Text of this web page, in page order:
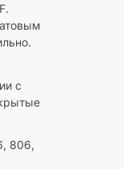
с
806,